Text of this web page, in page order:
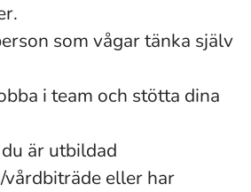
som vågar tänka själv
i team och stötta dina
är utbildad
eller har